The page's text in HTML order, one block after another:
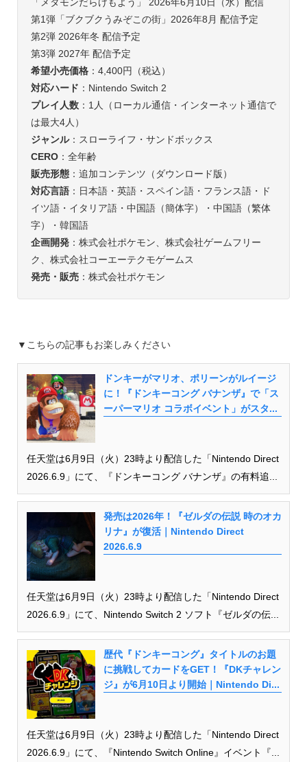
「メタモンだらけもよう」 2026年6月10日（水）配信
第1弾「ブクブクうみぞこの街」2026年8月 配信予定
第2弾 2026年冬 配信予定
第3弾 2027年 配信予定
希望小売価格：4,400円（税込）
対応ハード ：Nintendo Switch 2
プレイ人数：1人（ローカル通信・インターネット通信で
は最大4人）
ジャンル：スローライフ・サンドボックス
CERO：全年齢
販売形態：追加コンテンツ（ダウンロード版）
対応言語：日本語・英語・スペイン語・フランス語・ド
イツ語・イタリア語・中国語（簡体字）・中国語（繁体
字）・韓国語
企画開発：株式会社ポケモン、株式会社ゲームフリー
ク、株式会社コーエーテクモゲームス
発売・販売：株式会社ポケモン
▼こちらの記事もお楽しみください
ドンキーがマリオ、ポリーンがルイージ
に！『ドンキーコング バナンザ』で「ス
ーパーマリオ コラボイベント」がスタ...
任天堂は6月9日（火）23時より配信した「Nintendo Direct
2026.6.9」にて、『ドンキーコング バナンザ』の有料追...
発売は2026年！『ゼルダの伝説 時のオカ
リナ』が復活｜Nintendo Direct
2026.6.9
任天堂は6月9日（火）23時より配信した「Nintendo Direct
2026.6.9」にて、Nintendo Switch 2 ソフト『ゼルダの伝...
歴代『ドンキーコング』タイトルのお題
に挑戦してカードをGET！『DKチャレン
ジ』が6月10日より開始｜Nintendo Di...
任天堂は6月9日（火）23時より配信した「Nintendo Direct
2026.6.9」にて、『Nintendo Switch Online』イベント『...